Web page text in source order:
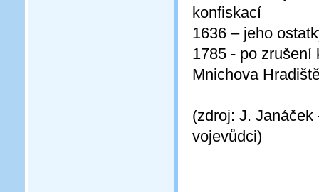
konfiskací
1636 – jeho
1785 - po zrušení
Mnichova
(zdroj: J.
vojevůdci)